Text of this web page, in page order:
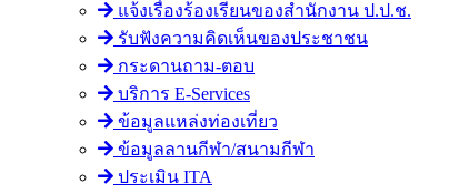
แจ้งเรื่องร้องเรียนของสำนักงาน ป.ป.ช.
รับฟังความคิดเห็นของประชาชน
กระดานถาม-ตอบ
บริการ E-Services
ข้อมูลแหล่งท่องเที่ยว
ข้อมูลลานกีฬา/สนามกีฬา
ประเมิน ITA